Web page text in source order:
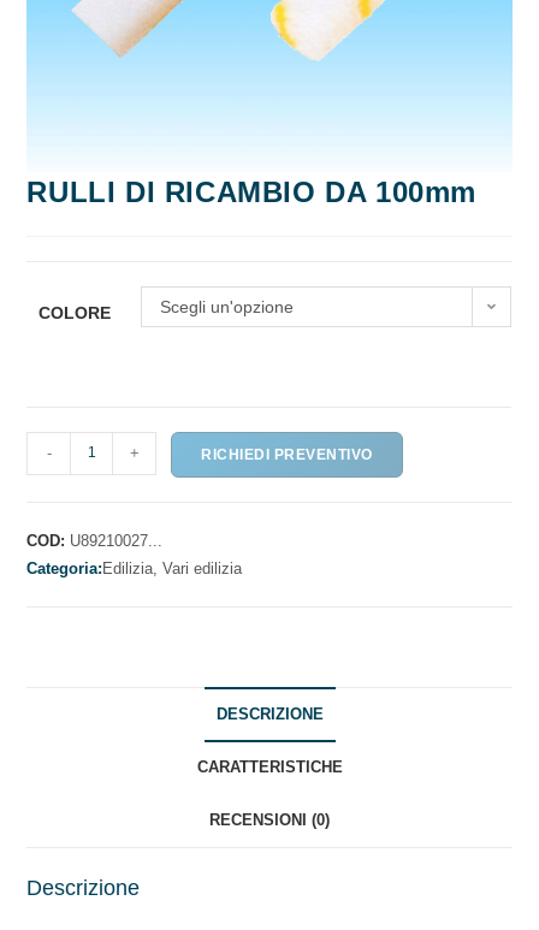
RULLI DI RICAMBIO DA 100mm
COLORE Scegli un'opzione
DI
DA
100mm
- + RICHIEDI PREVENTIVO
COD: U89210027...
Categoria:Edilizia,Vari edilizia
DESCRIZIONE
CARATTERISTICHE
RECENSIONI (0)
Descrizione